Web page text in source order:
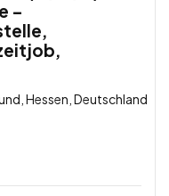
–
Hessen, Deutschland